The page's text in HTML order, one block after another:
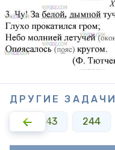
ДРУГИЕ
243 244